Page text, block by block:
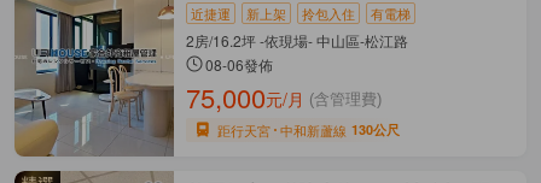
近捷運 新上架 拎包入住 有電梯
2房/16.2坪 -依現場- 中山區-松江路
08-06發佈
75,000元/月 (含管理費)
距行天宮 中和新蘆線 130公尺